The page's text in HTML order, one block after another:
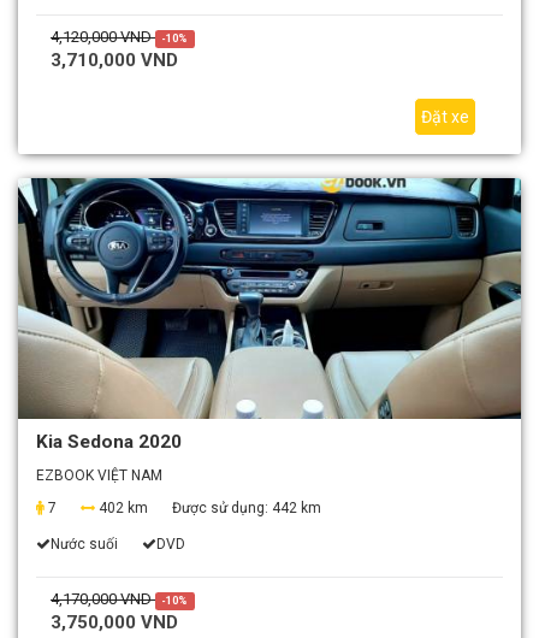
4,120,000 VND -10%
3,710,000 VND
Đặt xe
Kia Sedona 2020
EZBOOK VIỆT NAM
7
402 km Được sử dụng: 442 km
Nước suối DVD
4,170,000 VND -10%
3,750,000 VND